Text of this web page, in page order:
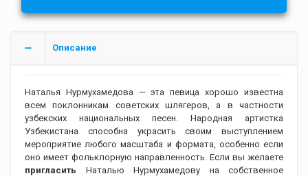
Описание
Наталья Нурмухамедова — эта певица хорошо известна
всем поклонникам советских шлягеров, а в частности
узбекских национальных песен. Народная артистка
Узбекистана способна украсить своим выступлением
мероприятие любого масштаба и формата, особенно если
оно имеет фольклорную направленность. Если вы желаете
пригласить Наталью Нурмухамедову на собственное